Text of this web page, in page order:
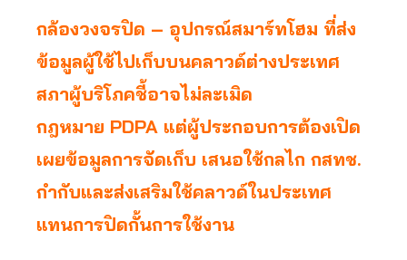
กล้องวงจรปิด – อุปกรณ์สมาร์ทโฮม ที่ส่ง
ข้อมูลผู้ใช้ไปเก็บบนคลาวด์ต่างประเทศ
สภาผู้บริโภคชี้อาจไม่ละเมิด
กฎหมาย PDPA แต่ผู้ประกอบการต้องเปิด
เผยข้อมูลการจัดเก็บ เสนอใช้กลไก กสทช.
กำกับและส่งเสริมใช้คลาวด์ในประเทศ
แทนการปิดกั้นการใช้งาน